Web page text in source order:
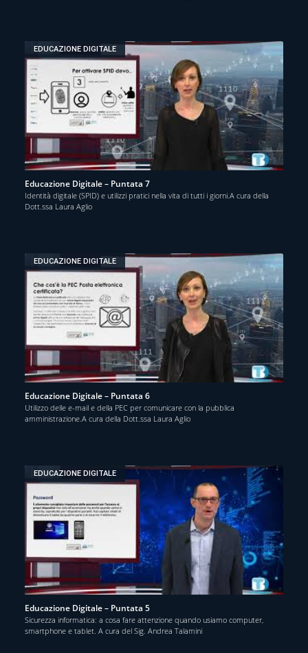
EDUCAZIONE DIGITALE
Educazione Digitale – Puntata 7
Identità digitale (SPID) e utilizzi pratici nella vita di tutti i giorni.A cura della
Dott.ssa Laura Aglio
EDUCAZIONE DIGITALE
Educazione Digitale – Puntata 6
Utilizzo delle e-mail e della PEC per comunicare con la pubblica
amministrazione.A cura della Dott.ssa Laura Aglio
EDUCAZIONE DIGITALE
Educazione Digitale – Puntata 5
Sicurezza informatica: a cosa fare attenzione quando usiamo computer,
smartphone e tablet. A cura del Sig. Andrea Talamini